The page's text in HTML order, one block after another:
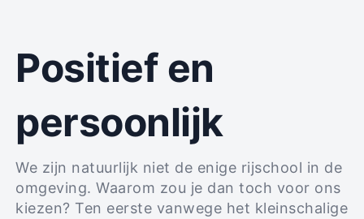
Positief en
persoonlijk
We zijn natuurlijk niet de enige rijschool in de
omgeving. Waarom zou je dan toch voor ons
kiezen? Ten eerste vanwege het kleinschalige